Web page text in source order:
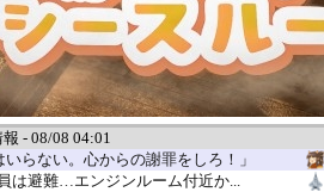
- 08/08 04:01
らない。心からの謝罪をしろ！」
は避難…エンジンルーム付近か...